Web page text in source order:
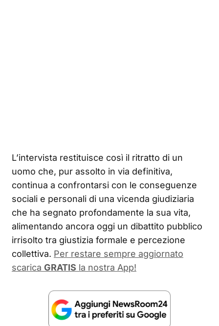
L’intervista restituisce così il ritratto di un
uomo che, pur assolto in via definitiva,
continua a confrontarsi con le conseguenze
sociali e personali di una vicenda giudiziaria
che ha segnato profondamente la sua vita,
alimentando ancora oggi un dibattito pubblico
irrisolto tra giustizia formale e percezione
collettiva. Per restare sempre aggiornato
scarica GRATIS la nostra App!